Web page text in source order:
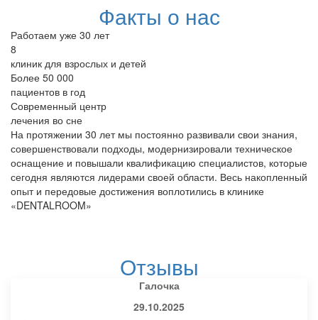
Факты о нас
Работаем уже 30 лет
8
клиник для взрослых и детей
Более 50 000
пациентов в год
Современный центр
лечения во сне
На протяжении 30 лет мы постоянно развивали свои знания,
совершенствовали подходы, модернизировали техническое
оснащение и повышали квалификацию специалистов, которые
сегодня являются лидерами своей области. Весь накопленный
опыт и передовые достижения воплотились в клинике
«DENTALROOM»
Отзывы
Галочка
29.10.2025